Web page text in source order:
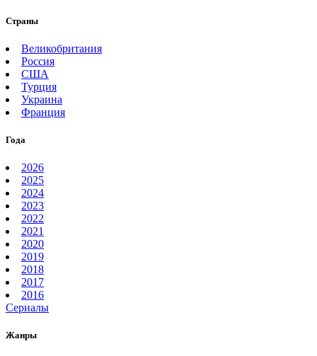
Страны
Великобритания
Россия
США
Турция
Украина
Франция
Года
2026
2025
2024
2023
2022
2021
2020
2019
2018
2017
2016
Сериалы
Жанры